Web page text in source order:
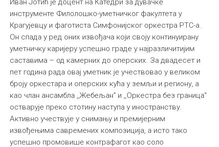
Иван Јотић је доцент на Катедри за дувачке
инструменте Филолошко-уметничког факултета у
Крагујевцу и фаготиста Симфонијског оркестра РТС-а.
Он спада у ред оних извођача који своју континуирану
уметничку каријеру успешно граде у најразличитијим
саставима – од камерних до оперских. За двадесет и
пет година рада овај уметник је учествoвао у великом
броју оркестара и оперских кућа у земљи и региону, а
као члан ансамбла ,,Жебељан" и ,,Оркестра без граница"
остварује преко стотину наступа у иностранству.
Активно учествује у снимању и премијерним
извођењима савремених композиција, а исто тако
успешно промовише контрафагот као соло